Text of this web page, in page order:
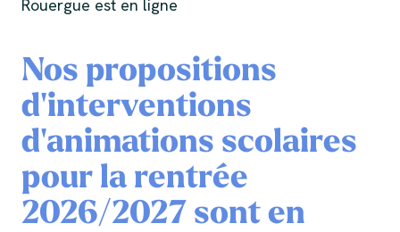
Rouergue est en ligne
Nos propositions
d'interventions
d'animations scolaires
pour la rentrée
2026/2027 sont en